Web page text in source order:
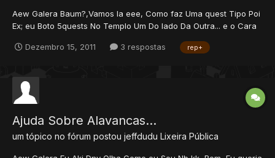
Aew Galera Baum?,Vamos la eee, Como faz Uma quest Tipo Poi
Ex; eu Boto 5quests No Templo Um Do lado Da Outra... e o Cara
Dezembro 15, 2011
3 respostas rep+
Ajuda Sobre Alavancas...
um tópico no fórum postou jeffdudu Lixeira Pública